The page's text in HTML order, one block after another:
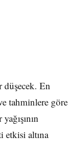
düşecek. En
tahminlere göre
etkisi altına